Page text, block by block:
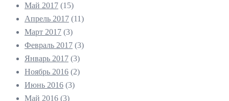
Май 2017 (15)
Апрель 2017 (11)
Март 2017 (3)
Февраль 2017 (3)
Январь 2017 (3)
Ноябрь 2016 (2)
Июнь 2016 (3)
Май 2016 (3)